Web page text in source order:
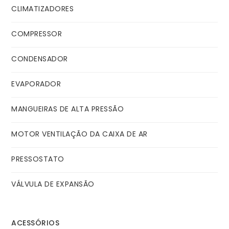
CLIMATIZADORES
COMPRESSOR
CONDENSADOR
EVAPORADOR
MANGUEIRAS DE ALTA PRESSÃO
MOTOR VENTILAÇÃO DA CAIXA DE AR
PRESSOSTATO
VÁLVULA DE EXPANSÃO
ACESSÓRIOS